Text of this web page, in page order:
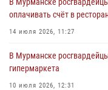
Сотрудники Росгвардии
антитеррористической
31 июля 2026, 08:48 3
Сотрудники Росгвардии
оплачивать счёт в
14 июля 2026, 11:27
В Мурманске
гипермаркета
10 июля 2026, 12:31